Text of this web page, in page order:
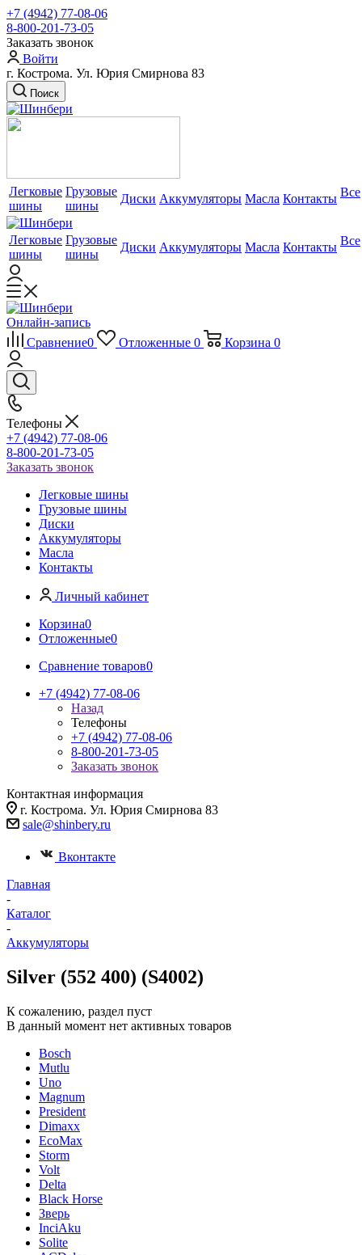
+7 (4942) 77-08-06
8-800-201-73-05
Заказать звонок
Войти
г. Кострома. Ул. Юрия Смирнова 83
Поиск
Легковые
шины
Грузовые
шины
Диски Аккумуляторы Масла Контакты Все
Легковые
шины
Грузовые
шины
Диски Аккумуляторы Масла Контакты Все
Онлайн-запись
Сравнение0 Отложенные 0 Корзина 0
Телефоны
+7 (4942) 77-08-06
8-800-201-73-05
Заказать звонок
Легковые шины
Грузовые шины
Диски
Аккумуляторы
Масла
Контакты
Личный кабинет
Корзина0
Отложенные0
Сравнение товаров0
+7 (4942) 77-08-06
Назад
Телефоны
+7 (4942) 77-08-06
8-800-201-73-05
Заказать звонок
Контактная информация
г. Кострома. Ул. Юрия Смирнова 83
sale@shinbery.ru
Вконтакте
Главная
-
Каталог
-
Аккумуляторы
Silver (552 400) (S4002)
К сожалению, раздел пуст
В данный момент нет активных товаров
Bosch
Mutlu
Uno
Magnum
President
Dimaxx
EcoMax
Storm
Volt
Delta
Black Horse
Зверь
InciAku
Solite